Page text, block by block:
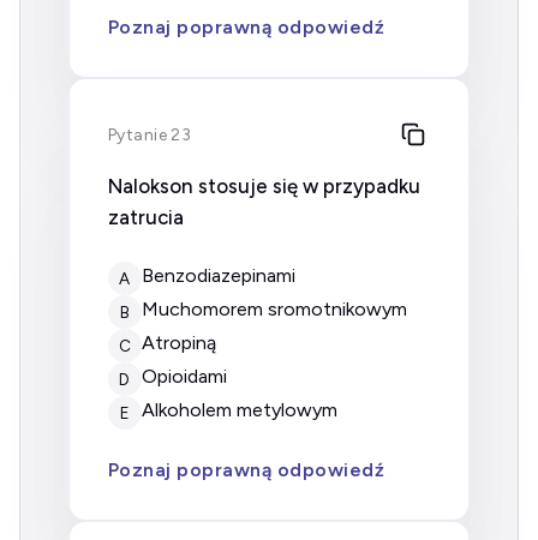
Poznaj poprawną odpowiedź
Pytanie 23
Nalokson stosuje się w przypadku
zatrucia
A benzodiazepinami
B muchomorem sromotnikowym
C atropiną
D opioidami
E alkoholem metylowym
Poznaj poprawną odpowiedź